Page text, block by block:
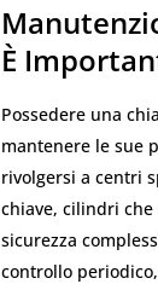
È
Possedere una
mantenere le sue
rivolgersi a centri
chiave, cilindri
sicurezza
controllo